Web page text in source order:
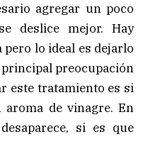
agregar un poco
deslice mejor. Hay
lo ideal es dejarlo
principal preocupación
este tratamiento es si
de vinagre. En
si es que